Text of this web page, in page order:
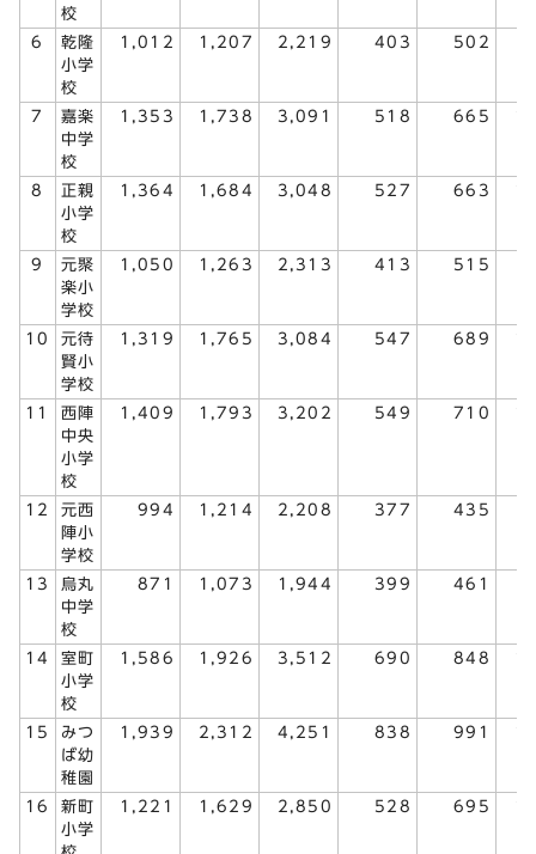
校
6
乾隆
小学
校
1,012 1,207 2,219 403 502
7
嘉楽
中学
校
1,353 1,738 3,091 518 665
8
正親
小学
校
1,364 1,684 3,048 527 663
9
元聚
楽小
学校
1,050 1,263 2,313 413 515
10
元待
賢小
学校
1,319 1,765 3,084 547 689
11
西陣
中央
小学
校
1,409 1,793 3,202 549 710
12
元西
陣小
学校
994 1,214 2,208 377 435
13
烏丸
中学
校
871 1,073 1,944 399 461
14
室町
小学
校
1,586 1,926 3,512 690 848
15
みつ
ば幼
稚園
1,939 2,312 4,251 838 991
16
新町
小学
1,221 1,629 2,850 528 695